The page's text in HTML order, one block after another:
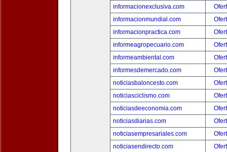
informacionexclusiva.com
informacionmundial.com
informacionpractica.com
informeagropecuario.com
informeambiental.com
informesdemercado.com
noticiasbaloncesto.com
noticiasciclismo.com
noticiasdeeconomia.com
noticiasdiarias.com
noticiasempresariales.com
noticiasendirecto.com